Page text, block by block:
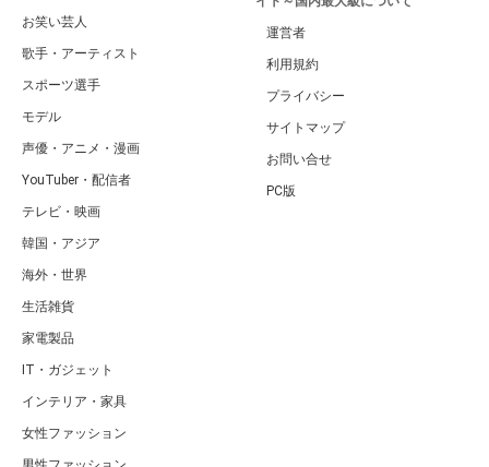
お笑い芸人
歌手・アーティスト
スポーツ選手
モデル
声優・アニメ・漫画
YouTuber・配信者
テレビ・映画
韓国・アジア
海外・世界
生活雑貨
家電製品
IT・ガジェット
インテリア・家具
女性ファッション
運営者
利用規約
プライバシー
サイトマップ
お問い合せ
PC版